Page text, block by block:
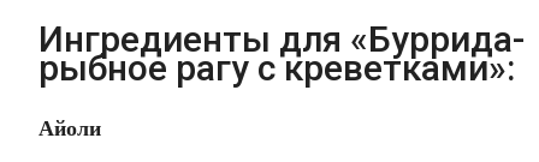
Ингредиенты для «Буррида-
рыбное рагу с креветками»:
Айоли